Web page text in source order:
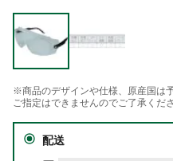
※商品のデザインや仕様、原産国は
ご指定はできませんのでご了承くださ
配送